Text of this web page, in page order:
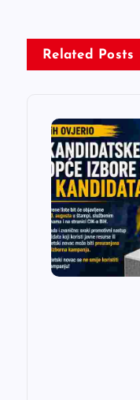
Related Posts